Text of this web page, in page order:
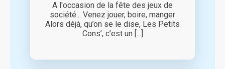
A l'occasion de la fête des jeux de
société... Venez jouer, boire, manger
Alors déjà, qu’on se le dise, Les Petits
Cons’, c’est un [...]